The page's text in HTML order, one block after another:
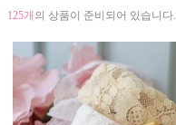
125개 의 상품이 준비되어 있습니다.